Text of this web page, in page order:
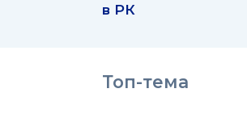
в РК
Топ-тема